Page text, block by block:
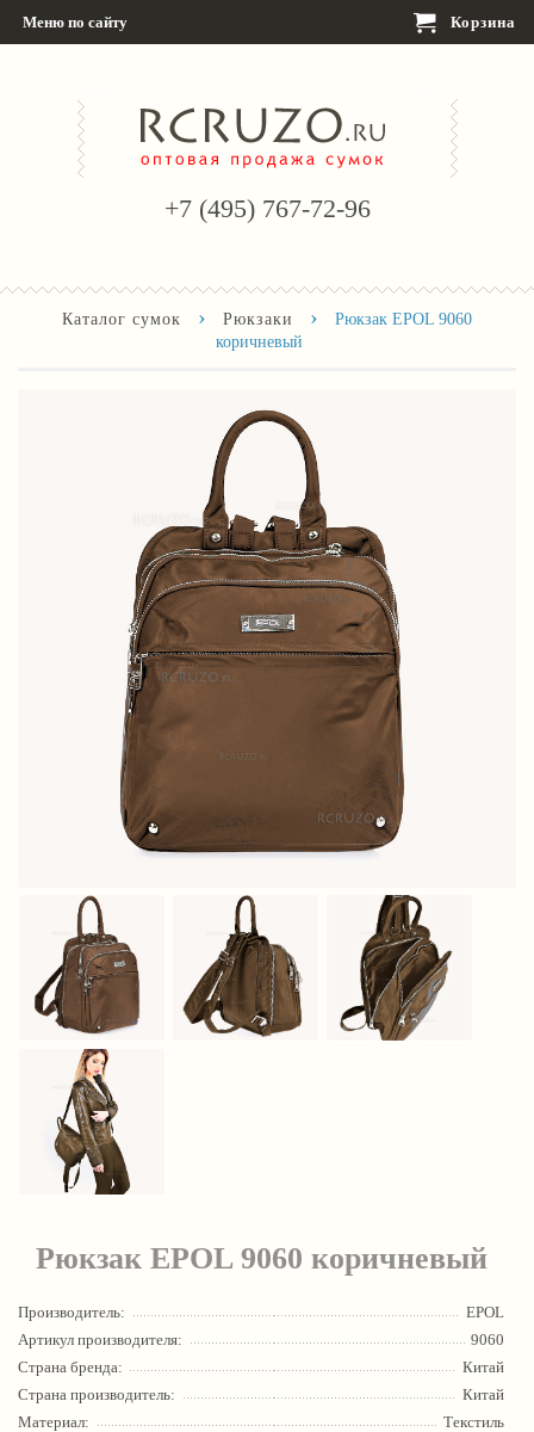
Меню по сайту Корзина
+7 (495) 767-72-96
Каталог сумок › Рюкзаки ›
Рюкзак EPOL 9060
коричневый
Рюкзак EPOL 9060 коричневый
Производитель:
EPOL
Артикул производителя:
9060
Страна бренда:
Китай
Страна производитель:
Китай
Материал:
Текстиль